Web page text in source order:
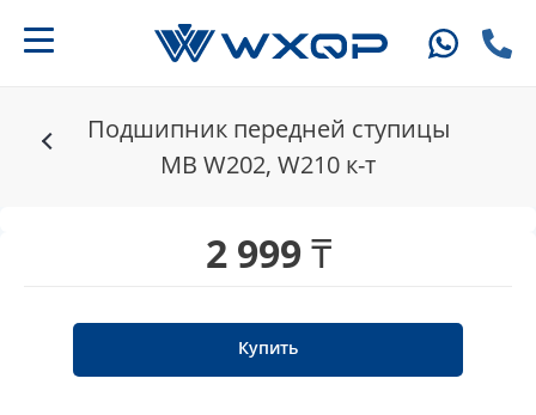
Подшипник передней ступицы
MB W202, W210 к-т
2 999 ₸
Купить